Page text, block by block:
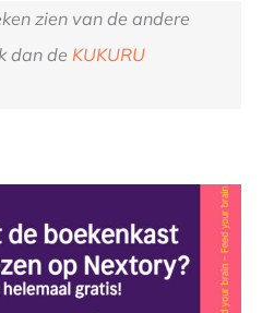
zien van de andere
dan de KUKURU